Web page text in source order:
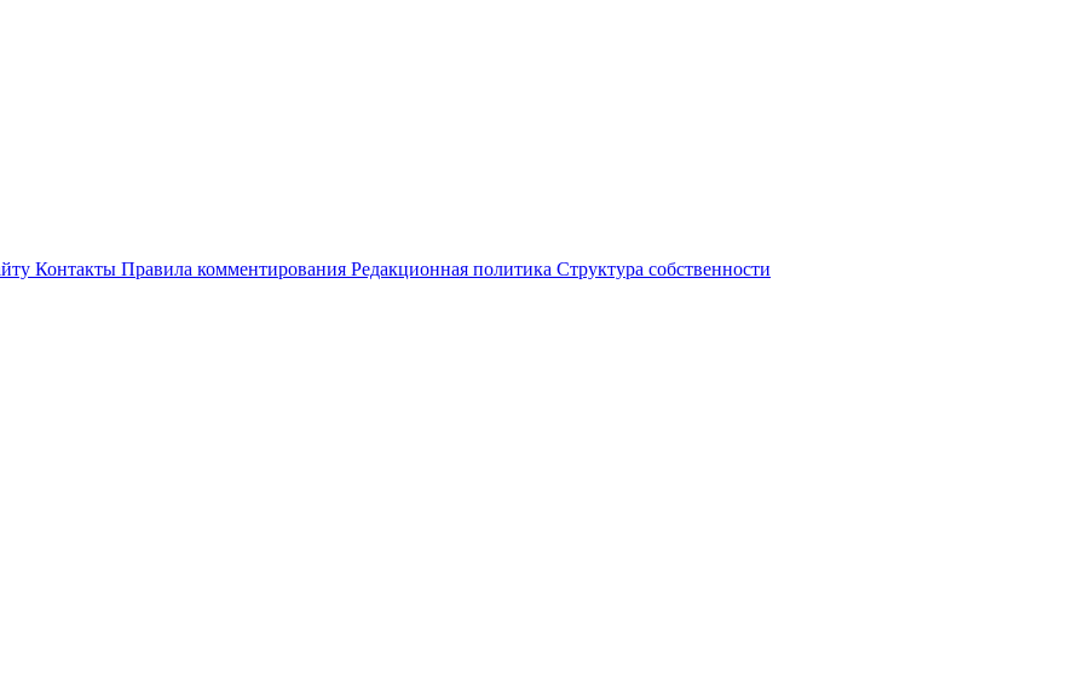
Контакты Правила комментирования Редакционная политика Структура собственности